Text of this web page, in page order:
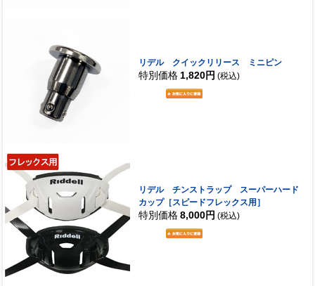
リデル クイックリリース ミニピン
特別価格 1,820円 (税込)
リデル チンストラップ スーパーハード
カップ［スピードフレックス用］
特別価格 8,000円 (税込)